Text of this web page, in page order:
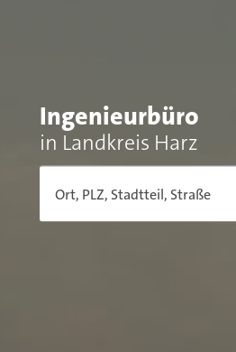
Ingenieurbüro
in Landkreis Harz
Ort, PLZ, Stadtteil, Straße